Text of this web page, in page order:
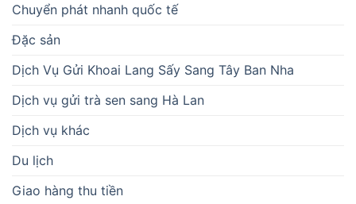
Chuyển phát nhanh quốc tế
Đặc sản
Dịch Vụ Gửi Khoai Lang Sấy Sang Tây Ban Nha
Dịch vụ gửi trà sen sang Hà Lan
Dịch vụ khác
Du lịch
Giao hàng thu tiền